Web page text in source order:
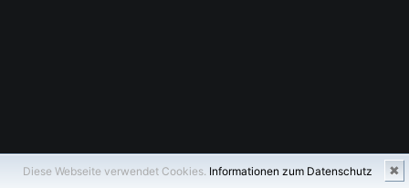
Diese Webseite verwendet Cookies. Informationen zum Datenschutz ✖